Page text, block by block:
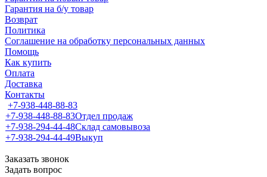
Гарантия на б/у товар
Возврат
Политика
Соглашение на обработку персональных данных
Помощь
Как купить
Оплата
Доставка
Контакты
+7-938-448-88-83
+7-938-448-88-83Отдел продаж
+7-938-294-44-48Склад самовывоза
+7-938-294-44-49Выкуп
Заказать звонок
Задать вопрос